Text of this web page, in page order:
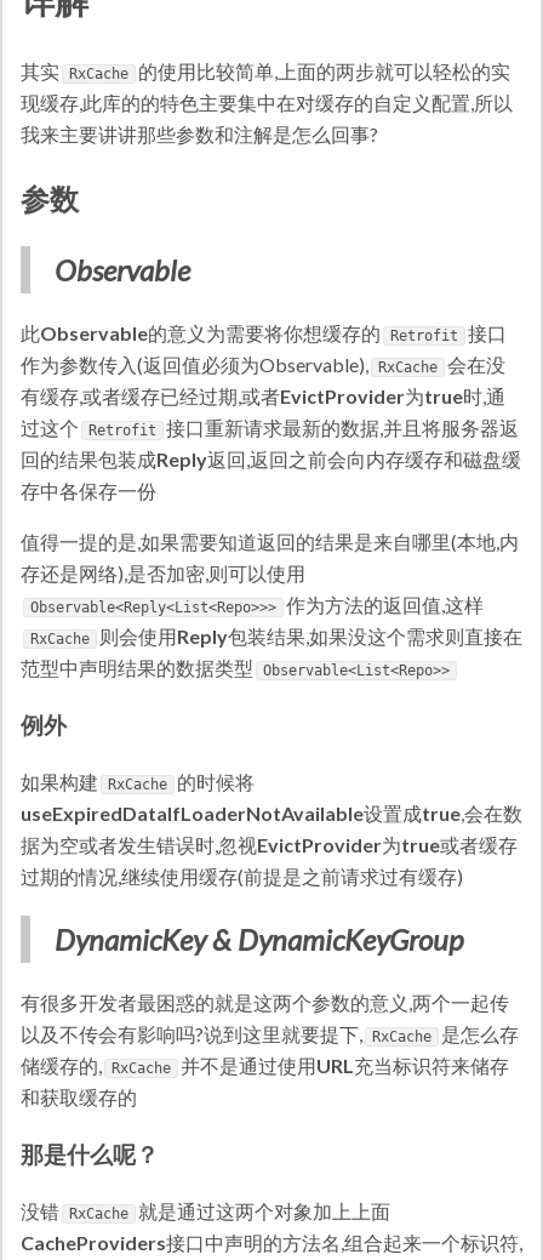
其实 RxCache
的使用比较简单,上面的两步就可以轻松的实
现缓存,此库的的特色主要集中在对缓存的自定义配置,所以
我来主要讲讲那些参数和注解是怎么回事?
参数
Observable
此Observable的意义为需要将你想缓存的 Retrofit
接口
作为参数传入(返回值必须为Observable),
RxCache 会在没
有缓存,或者缓存已经过期,或者EvictProvider为true时,通
过这个
Retrofit
接口重新请求最新的数据,并且将服务器返
回的结果包装成Reply返回,返回之前会向内存缓存和磁盘缓
存中各保存一份
值得一提的是,如果需要知道返回的结果是来自哪里(本地,内
存还是网络),是否加密,则可以使用
Observable<Reply<List<Repo>>> 作为方法的返回值,这样
RxCache 则会使用Reply包装结果,如果没这个需求则直接在
范型中声明结果的数据类型
Observable<List<Repo>>
例外
如果构建 RxCache
的时候将
useExpiredDataIfLoaderNotAvailable设置成true,会在数
据为空或者发生错误时,忽视EvictProvider为true或者缓存
过期的情况,继续使用缓存(前提是之前请求过有缓存)
DynamicKey & DynamicKeyGroup
有很多开发者最困惑的就是这两个参数的意义,两个一起传
以及不传会有影响吗?说到这里就要提下,
RxCache
是怎么存
储缓存的,
RxCache 并不是通过使用URL充当标识符来储存
和获取缓存的
那是什么呢？
没错 RxCache
就是通过这两个对象加上上面
CacheProviders接口中声明的方法名,组合起来一个标识符,